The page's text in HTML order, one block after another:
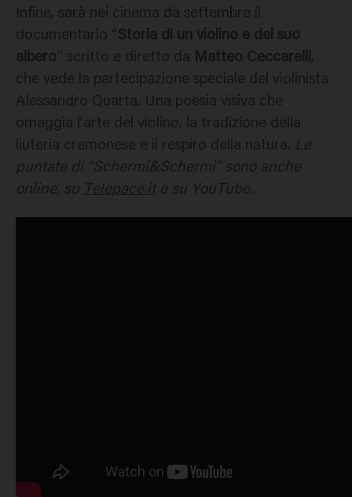
Infine, sarà nei cinema da settembre il
documentario “Storia di un violino e del suo
albero” scritto e diretto da Matteo Ceccarelli,
che vede la partecipazione speciale del violinista
Alessandro Quarta. Una poesia visiva che
omaggia l’arte del violino, la tradizione della
liuteria cremonese e il respiro della natura. Le
puntate di “Schermi&Schermi” sono anche
online, su Telepace.it e su YouTube.